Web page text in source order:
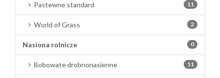
Pastewne standard 11
World of Grass 2
Nasiona rolnicze 0
Bobowate drobnonasienne 11